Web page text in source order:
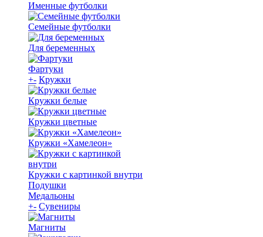
Именные футболки
Семейные футболки
Для беременных
Фартуки
+- Кружки
Кружки белые
Кружки цветные
Кружки «Хамелеон»
Кружки с картинкой внутри
Подушки
Медальоны
+- Сувениры
Магниты